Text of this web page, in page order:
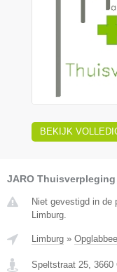
BEKIJK
JARO Thuisverpleging
Niet gevestigd in de
Limburg.
Limburg »
Speltstraat 25, 3660